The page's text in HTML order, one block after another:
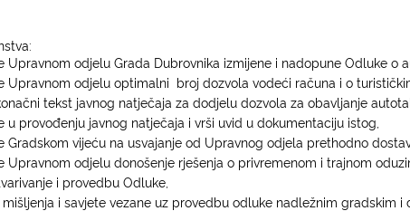
Upravnom odjelu Grada Dubrovnika izmijene i nadopune Odluke o
Upravnom odjelu optimalni broj dozvola vodeći računa i o
tekst javnog natječaja za dodjelu dozvola za obavljanje
u provođenju javnog natječaja i vrši uvid u dokumentaciju istog,
Gradskom vijeću na usvajanje od Upravnog odjela prethodno
Upravnom odjelu donošenje rješenja o privremenom i trajnom
i provedbu Odluke,
i savjete vezane uz provedbu odluke nadležnim gradskim i